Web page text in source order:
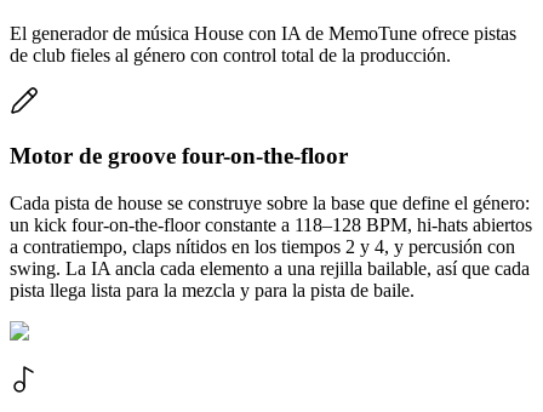
El generador de música House con IA de MemoTune ofrece pistas
de club fieles al género con control total de la producción.
Motor de groove four-on-the-floor
Cada pista de house se construye sobre la base que define el género:
un kick four-on-the-floor constante a 118–128 BPM, hi-hats abiertos
a contratiempo, claps nítidos en los tiempos 2 y 4, y percusión con
swing. La IA ancla cada elemento a una rejilla bailable, así que cada
pista llega lista para la mezcla y para la pista de baile.